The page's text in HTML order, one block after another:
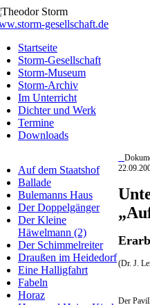
gesellschaft.de
Startseite
Storm-Gesellschaft
Storm-Museum
Storm-Archiv
Im Unterricht
Dichter und Werk
Termine
Downloads
Auf dem Staatshof
Ballade
Bulemanns Haus
Der Doppelgänger
Der Kleine
Häwelmann (2)
Der Schimmelreiter
Draußen im Heidedorf
Eine Halligfahrt
Fabeln
Horaz
(Dr. J.
Der